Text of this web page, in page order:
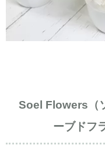
Soel Flowers（
ーブドフ